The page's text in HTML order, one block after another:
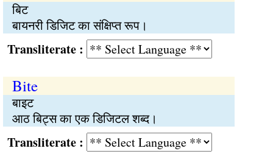
बिट
बायनरी डिजिट का संक्षिप्त रूप।
:
Bite
बाइट
आठ बिट्स का एक डिजिटल शब्द।
: